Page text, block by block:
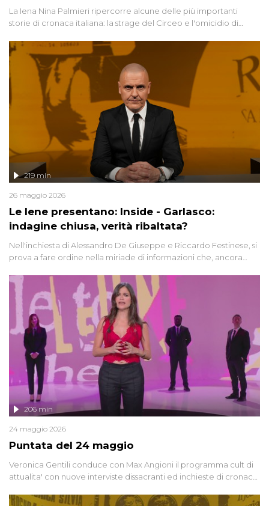
La Iena Nina Palmieri ripercorre alcune delle più importanti
storie di cronaca italiana: la strage del Circeo e l'omicidio di
Le Iene presentano: Inside - Garlasco:
indagine chiusa, verità ribaltata?
219 min
26 maggio 2026
Nell'inchiesta di Alessandro De Giuseppe e Riccardo Festinese, si
prova a fare ordine nella miriade di informazioni che, ancora
giudiziarie più discusse degli ultimi anni. Lo speciale ricostruisce la
vicenda mettendo in fila testimonianze, errori, dettagli
controversi e i protagonisti di un'indagine che sembra non avere
fine.
Puntata del 24 maggio
206 min
24 maggio 2026
Veronica Gentili conduce con Max Angioni il programma cult di
attualita' con nuove interviste dissacranti ed inchieste di cronaca